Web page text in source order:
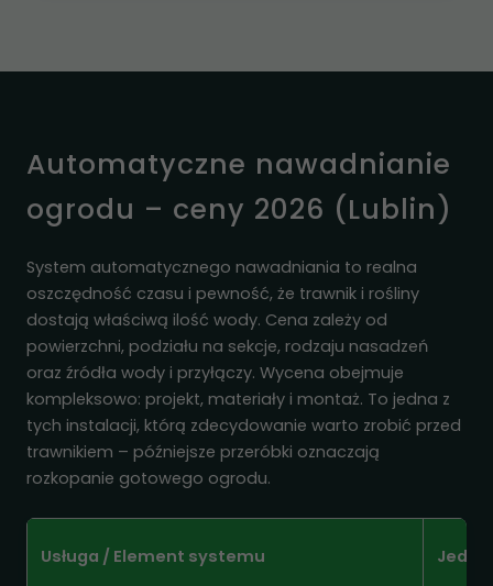
Automatyczne nawadnianie
ogrodu – ceny 2026 (Lublin)
System automatycznego nawadniania to realna
oszczędność czasu i pewność, że trawnik i rośliny
dostają właściwą ilość wody. Cena zależy od
powierzchni, podziału na sekcje, rodzaju nasadzeń
oraz źródła wody i przyłączy. Wycena obejmuje
kompleksowo: projekt, materiały i montaż. To jedna z
tych instalacji, którą zdecydowanie warto zrobić przed
trawnikiem – późniejsze przeróbki oznaczają
rozkopanie gotowego ogrodu.
Usługa / Element systemu